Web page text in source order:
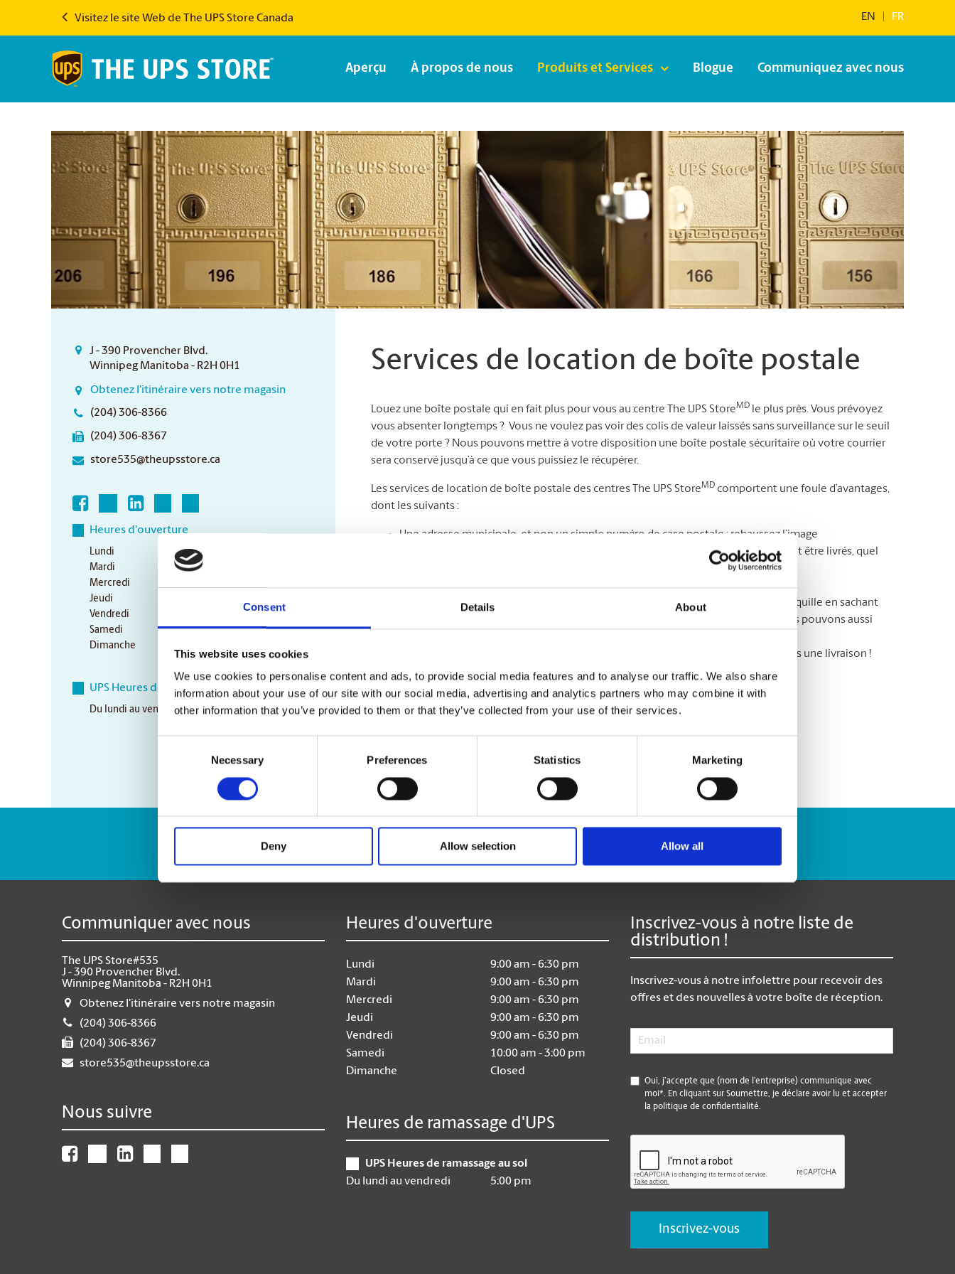
Consent Details About
This website uses cookies
We use cookies to personalise content and ads, to provide social media features and to analyse our traffic. We also share
information about your use of our site with our social media, advertising and analytics partners who may combine it with
other information that you’ve provided to them or that they’ve collected from your use of their services.
Necessary Preferences Statistics Marketing
Deny Allow selection Allow all
Visitez le site Web de The UPS Store Canada EN FR
Aperçu À propos de nous Produits et Services Blogue Communiquez avec nous
J - 390 Provencher Blvd.
Winnipeg Manitoba - R2H 0H1
Obtenez l'itinéraire vers notre magasin
(204) 306-8366
(204) 306-8367
store535@theupsstore.ca
Heures d'ouverture
Lundi
9:00 am - 6:30 pm
Mardi
9:00 am - 6:30 pm
Mercredi
Jeudi
Vendredi
9:00 am - 6:30 pm
Samedi
10:00 am - 3:00 pm
Dimanche
UPS Heures de ramassage
Du lundi au vendredi 5:00 pm
Services de location de boîte postale
Louez une boîte postale qui en fait plus pour vous au centre The UPS StoreMD
le plus près. Vous prévoyez
vous absenter longtemps ? Vous ne voulez pas voir des colis de valeur laissés sans surveillance sur le seuil
de votre porte ? Nous pouvons mettre à votre disposition une boîte postale sécuritaire où votre courrier
sera conservé jusqu’à ce que vous puissiez le récupérer.
Les services de location de boîte postale des centres The UPS StoreMD comportent une foule d’avantages,
dont les suivants :
Une adresse municipale, et non un simple numéro de case postale : rehaussez l’image
professionnelle de votre entreprise grâce à une adresse où tous vos colis peuvent être livrés, quel
Un accès jour et nuit : venez chercher votre courrier quand bon vous semble* ;
Un service sûr de retenue et de réacheminement** de courrier : ayant l’esprit tranquille en sachant
que votre courrier sera gardé sous clé jusqu’à ce que vous veniez le chercher. Nous pouvons aussi
La réception de colis de toutes les entreprises de messagerie : ne ratez plus jamais une livraison !
* Offert seulement à certains centres participants.
Numéro de suivi : Repérer un envoi
Communiquer avec nous
The UPS Store#535
J - 390 Provencher Blvd.
Winnipeg Manitoba - R2H 0H1
Obtenez l'itinéraire vers notre magasin
(204) 306-8366
(204) 306-8367
store535@theupsstore.ca
Nous suivre
Heures d'ouverture
Lundi
9:00 am - 6:30 pm
Mardi
9:00 am - 6:30 pm
Mercredi
9:00 am - 6:30 pm
Jeudi
9:00 am - 6:30 pm
Vendredi
9:00 am - 6:30 pm
Samedi
10:00 am - 3:00 pm
Dimanche
Closed
Heures de ramassage d'UPS
UPS Heures de ramassage au sol
Du lundi au vendredi
5:00 pm
Inscrivez-vous à notre liste de
distribution !
Inscrivez-vous à notre infolettre pour recevoir des
offres et des nouvelles à votre boîte de réception.
Email
* Oui, j’accepte que (nom de l’entreprise) communique avec
moi*. En cliquant sur Soumettre, je déclare avoir lu et accepter
la politique de confidentialité.